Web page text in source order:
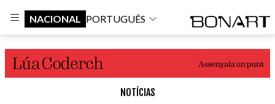
NACIONAL PORTUGUÊS
NOTÍCIAS